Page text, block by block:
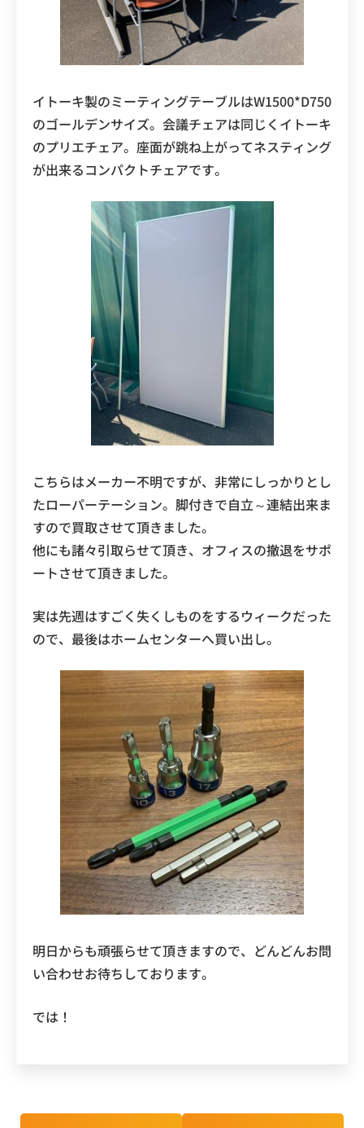
イトーキ製のミーティングテーブルはW1500*D750
のゴールデンサイズ。会議チェアは同じくイトーキ
のプリエチェア。座面が跳ね上がってネスティング
が出来るコンパクトチェアです。
こちらはメーカー不明ですが、非常にしっかりとし
たローパーテーション。脚付きで自立～連結出来ま
すので買取させて頂きました。
他にも諸々引取らせて頂き、オフィスの撤退をサポ
ートさせて頂きました。
実は先週はすごく失くしものをするウィークだった
ので、最後はホームセンターへ買い出し。
明日からも頑張らせて頂きますので、どんどんお問
い合わせお待ちしております。
では！